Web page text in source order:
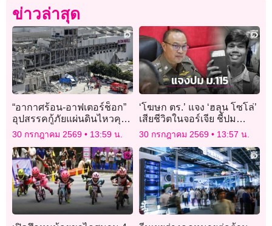
ข่าวล่าสุด
“อากาศร้อน-อาฟเตอร์ช็อก”
อุปสรรคกู้ภัยแผ่นดินไหวคุมา
โมโตะ ผู้เสียชีวิตพุ่ง 30 ราย
30 กรกฎาคม 2569 13:59 น.
‘โฆษก ตร.’ แจง ‘ฮลุน โซโล่’
เสียชีวิตในจอร์เจีย ชี้ปม
ม.115 ยังไม่ใช่ข้อสรุป
30 กรกฎาคม 2569 13:57 น.